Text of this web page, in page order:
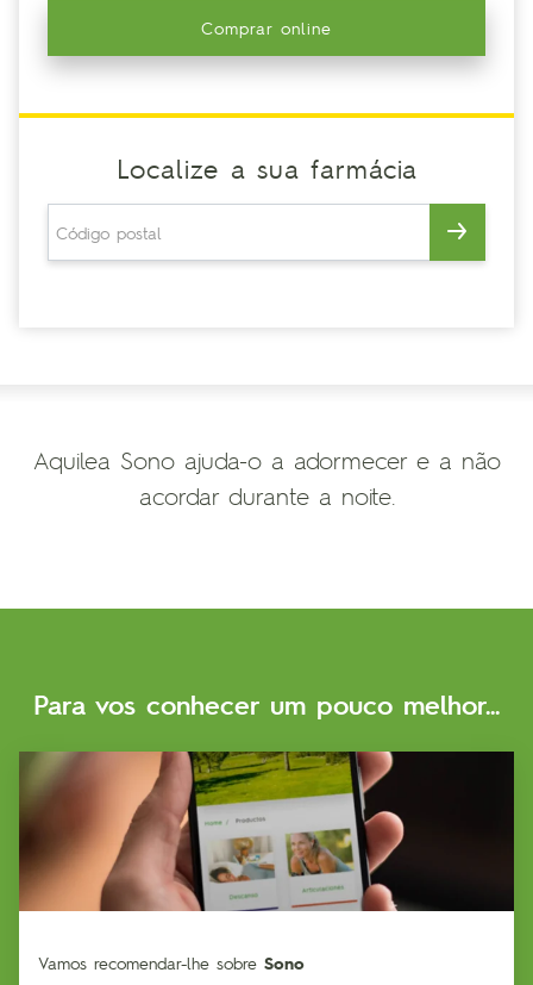
Comprar online
Localize a sua farmácia
Aquilea Sono ajuda-o a adormecer e a não
acordar durante a noite.
Para vos conhecer um pouco melhor...
Vamos recomendar-lhe sobre Sono